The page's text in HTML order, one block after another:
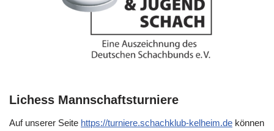
Lichess Mannschaftsturniere
Auf unserer Seite https://turniere.schachklub-kelheim.de können